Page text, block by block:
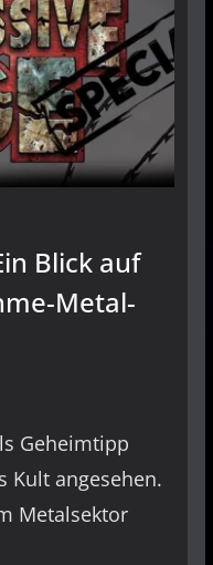
Blick auf
Metal-
Geheimtipp
Kult angesehen.
Metalsektor